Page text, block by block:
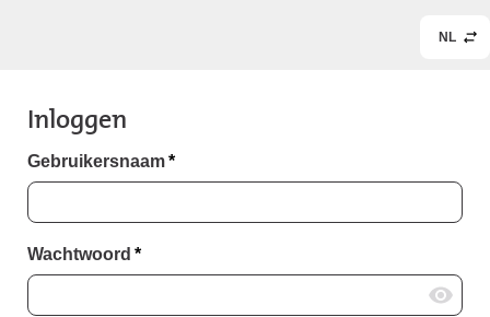
NL
Inloggen
Gebruikersnaam*
Wachtwoord *